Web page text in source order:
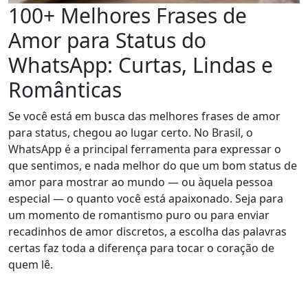
100+ Melhores Frases de
Amor para Status do
WhatsApp: Curtas, Lindas e
Românticas
Se você está em busca das melhores frases de amor
para status, chegou ao lugar certo. No Brasil, o
WhatsApp é a principal ferramenta para expressar o
que sentimos, e nada melhor do que um bom status de
amor para mostrar ao mundo — ou àquela pessoa
especial — o quanto você está apaixonado. Seja para
um momento de romantismo puro ou para enviar
recadinhos de amor discretos, a escolha das palavras
certas faz toda a diferença para tocar o coração de
quem lê.